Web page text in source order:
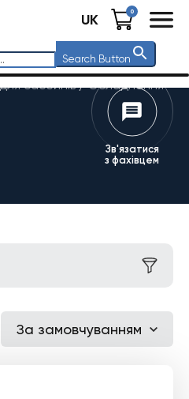
UK 0
Search Button
басейнів/Обладнання
Зв'язатися
з фахівцем
За замовчуванням